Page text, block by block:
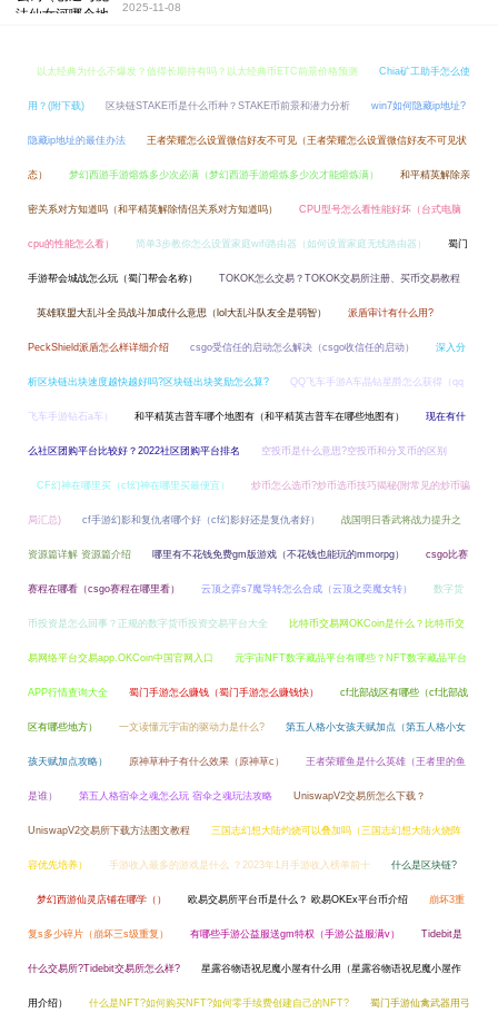
2025-11-08
以太经典为什么不爆发？值得长期持有吗？以太经典币ETC前景价格预测 Chia矿工助手怎么使
用？(附下载) 区块链STAKE币是什么币种？STAKE币前景和潜力分析 win7如何隐藏ip地址?
隐藏ip地址的最佳办法 王者荣耀怎么设置微信好友不可见（王者荣耀怎么设置微信好友不可见状
态） 梦幻西游手游熔炼多少次必满（梦幻西游手游熔炼多少次才能熔炼满） 和平精英解除亲
密关系对方知道吗（和平精英解除情侣关系对方知道吗） CPU型号怎么看性能好坏（台式电脑
cpu的性能怎么看） 简单3步教你怎么设置家庭wifi路由器（如何设置家庭无线路由器） 蜀门
手游帮会城战怎么玩（蜀门帮会名称） TOKOK怎么交易？TOKOK交易所注册、买币交易教程
英雄联盟大乱斗全员战斗加成什么意思（lol大乱斗队友全是弱智） 派盾审计有什么用?
PeckShield派盾怎么样详细介绍 csgo受信任的启动怎么解决（csgo收信任的启动） 深入分
析区块链出块速度越快越好吗?区块链出块奖励怎么算? QQ飞车手游A车晶钻星爵怎么获得（qq
飞车手游钻石a车） 和平精英吉普车哪个地图有（和平精英吉普车在哪些地图有） 现在有什
么社区团购平台比较好？2022社区团购平台排名 空投币是什么意思?空投币和分叉币的区别
CF幻神在哪里买（cf幻神在哪里买最便宜） 炒币怎么选币?炒币选币技巧揭秘(附常见的炒币骗
局汇总) cf手游幻影和复仇者哪个好（cf幻影好还是复仇者好） 战国明日香武将战力提升之
资源篇详解 资源篇介绍 哪里有不花钱免费gm版游戏（不花钱也能玩的mmorpg） csgo比赛
赛程在哪看（csgo赛程在哪里看） 云顶之弈s7魔导转怎么合成（云顶之奕魔女转） 数字货
币投资是怎么回事？正规的数字货币投资交易平台大全 比特币交易网OKCoin是什么？比特币交
易网络平台交易app.OKCoin中国官网入口 元宇宙NFT数字藏品平台有哪些？NFT数字藏品平台
APP行情查询大全 蜀门手游怎么赚钱（蜀门手游怎么赚钱快） cf北部战区有哪些（cf北部战
区有哪些地方） 一文读懂元宇宙的驱动力是什么? 第五人格小女孩天赋加点（第五人格小女
孩天赋加点攻略） 原神草种子有什么效果（原神草c） 王者荣耀鱼是什么英雄（王者里的鱼
是谁） 第五人格宿伞之魂怎么玩 宿伞之魂玩法攻略 UniswapV2交易所怎么下载？
UniswapV2交易所下载方法图文教程 三国志幻想大陆灼烧可以叠加吗（三国志幻想大陆火烧阵
容优先培养） 手游收入最多的游戏是什么 ？2023年1月手游收入榜单前十 什么是区块链?
梦幻西游仙灵店铺在哪学（） 欧易交易所平台币是什么？ 欧易OKEx平台币介绍 崩坏3重
复s多少碎片（崩坏三s级重复） 有哪些手游公益服送gm特权（手游公益服满v） Tidebit是
什么交易所?Tidebit交易所怎么样? 星露谷物语祝尼魔小屋有什么用（星露谷物语祝尼魔小屋作
用介绍） 什么是NFT?如何购买NFT?如何零手续费创建自己的NFT? 蜀门手游仙禽武器用弓